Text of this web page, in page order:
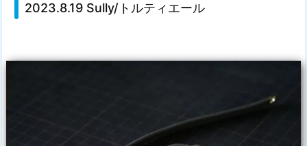
2023.8.19 Sully/トルティエール